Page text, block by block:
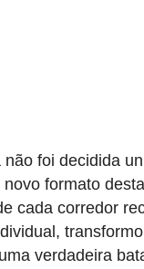
não foi decidida
formato
cada corredor
verdadeira